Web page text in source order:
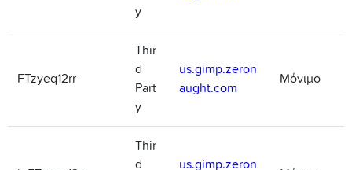
y
FTzyeq12rr
Thir
d
Part
y
us.gimp.zeron
aught.com
Μόνιμο
Thir
d
us.gimp.zeron